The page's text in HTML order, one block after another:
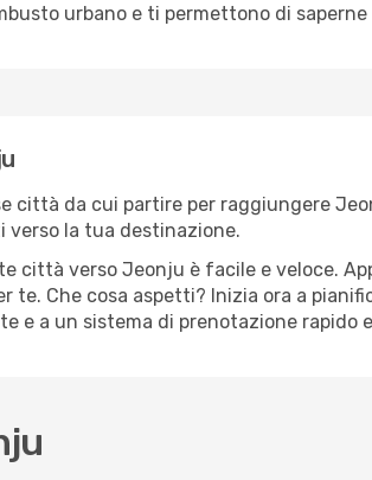
urbano e ti permettono di saperne
città da cui partire per raggiungere
la tua destinazione.
città verso Jeonju è facile e veloce.
Che cosa aspetti? Inizia ora a
e a un sistema di prenotazione rapido